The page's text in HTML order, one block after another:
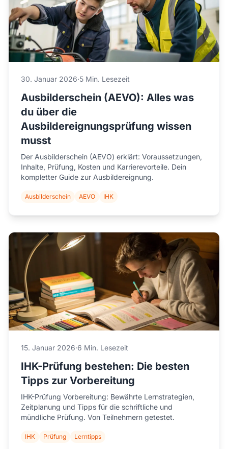
30. Januar 2026·5 Min. Lesezeit
Ausbilderschein (AEVO): Alles was
du über die
Ausbildereignungsprüfung wissen
musst
Der Ausbilderschein (AEVO) erklärt: Voraussetzungen,
Inhalte, Prüfung, Kosten und Karrierevorteile. Dein
kompletter Guide zur Ausbildereignung.
Ausbilderschein AEVO IHK
15. Januar 2026·6 Min. Lesezeit
IHK-Prüfung bestehen: Die besten
Tipps zur Vorbereitung
IHK-Prüfung Vorbereitung: Bewährte Lernstrategien,
Zeitplanung und Tipps für die schriftliche und
mündliche Prüfung. Von Teilnehmern getestet.
IHK Prüfung Lerntipps